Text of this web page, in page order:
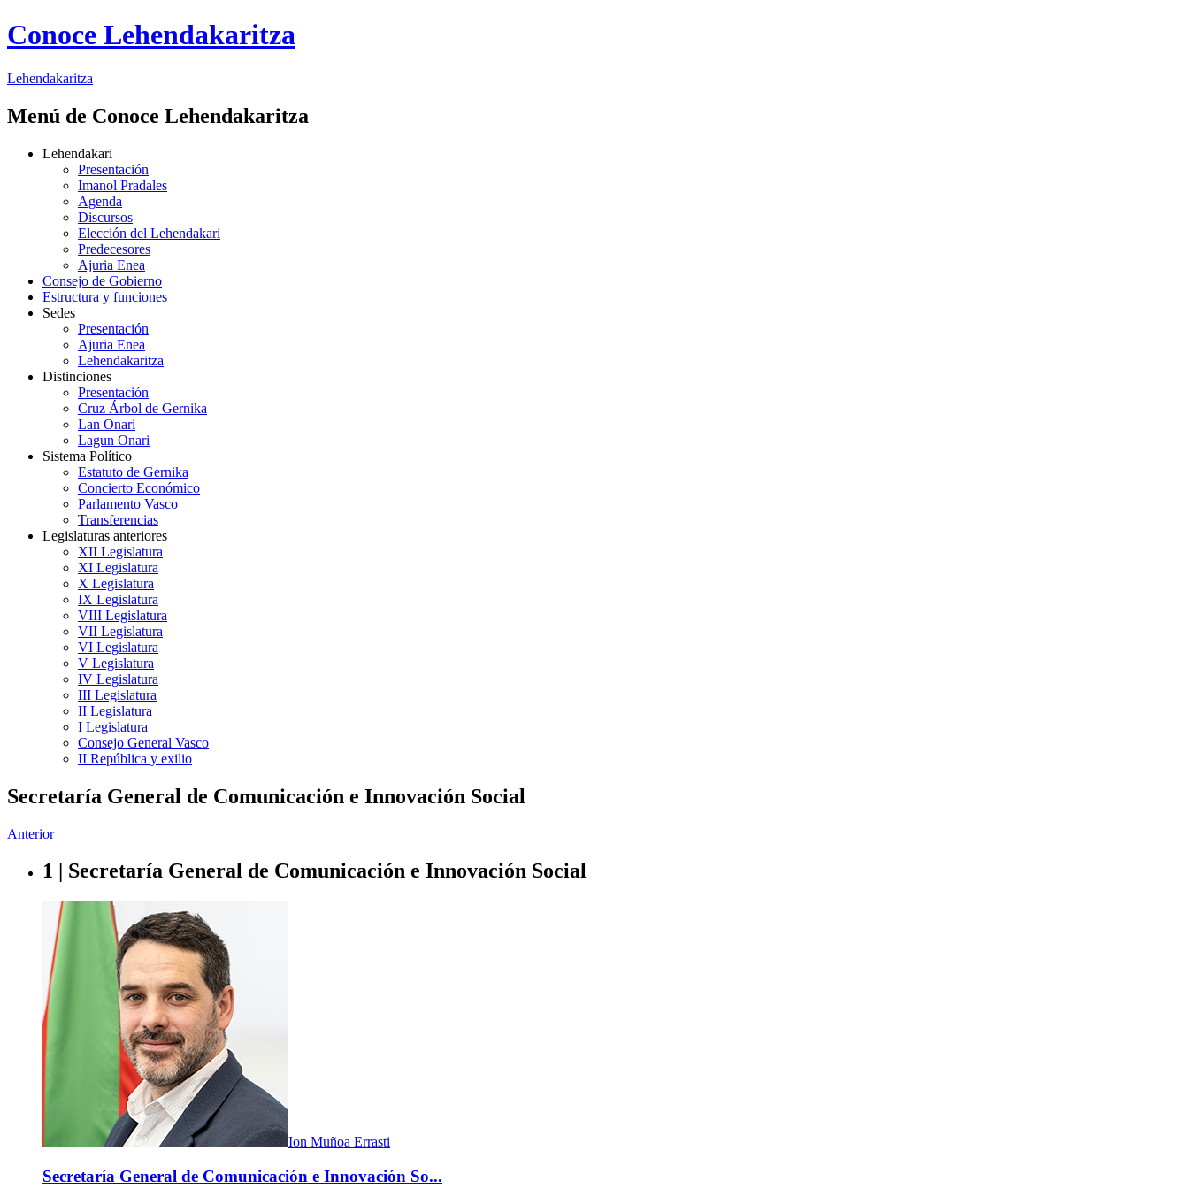
Conoce Lehendakaritza
Lehendakaritza
Menú de Conoce Lehendakaritza
Lehendakari
Presentación
Imanol Pradales
Agenda
Discursos
Elección del Lehendakari
Predecesores
Ajuria Enea
Consejo de Gobierno
Estructura y funciones
Sedes
Presentación
Ajuria Enea
Lehendakaritza
Distinciones
Presentación
Cruz Árbol de Gernika
Lan Onari
Lagun Onari
Sistema Político
Estatuto de Gernika
Concierto Económico
Parlamento Vasco
Transferencias
Legislaturas anteriores
XII Legislatura
XI Legislatura
X Legislatura
IX Legislatura
VIII Legislatura
VII Legislatura
VI Legislatura
V Legislatura
IV Legislatura
III Legislatura
II Legislatura
I Legislatura
Consejo General Vasco
II República y exilio
Secretaría General de Comunicación e Innovación Social
Anterior
1 | Secretaría General de Comunicación e Innovación Social
Ion Muñoa Errasti
Secretaría General de Comunicación e Innovación So...